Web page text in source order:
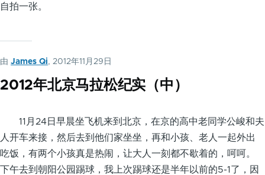
自拍一张。
由 James Qi, 2012年11月29日
2012年北京马拉松纪实（中）
11月24日早晨坐飞机来到北京，在京的高中老同学公峻和夫
人开车来接，然后去到他们家坐坐，再和小孩、老人一起外出
吃饭，有两个小孩真是热闹，让大人一刻都不歇着的，呵呵。
下午去到朝阳公园踢球，我上次踢球还是半年以前的5-1了，因